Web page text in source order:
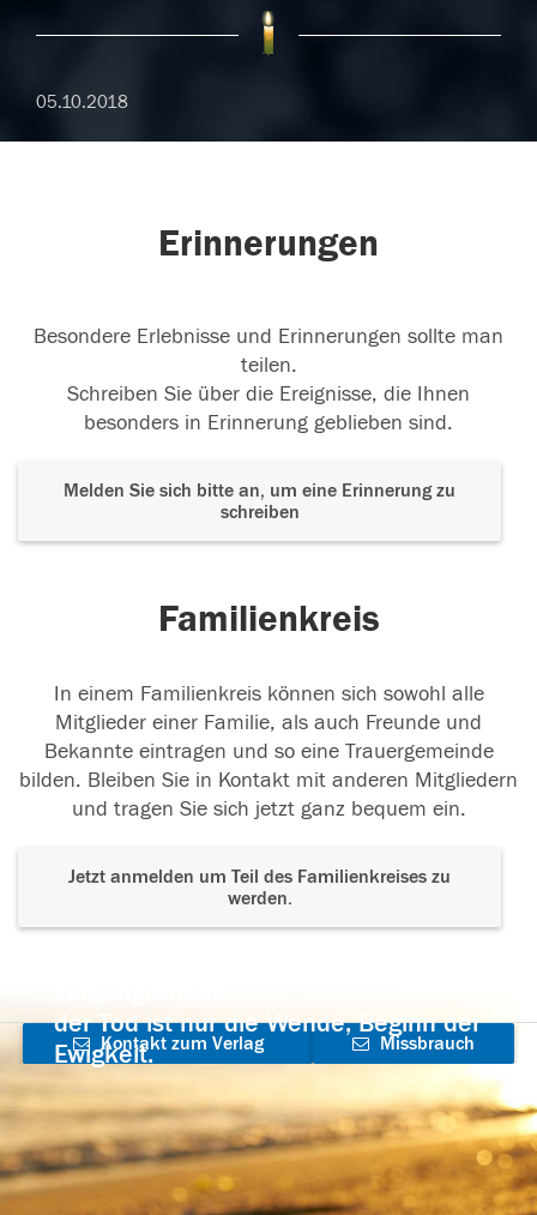
05.10.2018
Erinnerungen
Besondere Erlebnisse und Erinnerungen sollte man
teilen.
Schreiben Sie über die Ereignisse, die Ihnen
besonders in Erinnerung geblieben sind.
Melden Sie sich bitte an, um eine Erinnerung zu
schreiben
Familienkreis
In einem Familienkreis können sich sowohl alle
Mitglieder einer Familie, als auch Freunde und
Bekannte eintragen und so eine Trauergemeinde
bilden. Bleiben Sie in Kontakt mit anderen Mitgliedern
und tragen Sie sich jetzt ganz bequem ein.
Jetzt anmelden um Teil des Familienkreises zu
werden.
der Tod ist nur die Wende, Beginn der
Ewigkeit.
Kontakt zum Verlag
aufnehmen
Missbrauch